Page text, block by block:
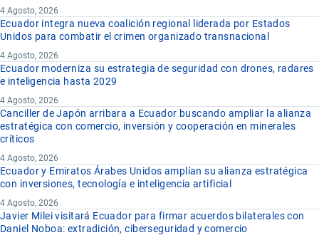
4 Agosto, 2026
Ecuador integra nueva coalición regional liderada por Estados
Unidos para combatir el crimen organizado transnacional
4 Agosto, 2026
Ecuador moderniza su estrategia de seguridad con drones, radares
e inteligencia hasta 2029
4 Agosto, 2026
Canciller de Japón arribara a Ecuador buscando ampliar la alianza
estratégica con comercio, inversión y cooperación en minerales
críticos
4 Agosto, 2026
Ecuador y Emiratos Árabes Unidos amplían su alianza estratégica
con inversiones, tecnología e inteligencia artificial
4 Agosto, 2026
Javier Milei visitará Ecuador para firmar acuerdos bilaterales con
Daniel Noboa: extradición, ciberseguridad y comercio